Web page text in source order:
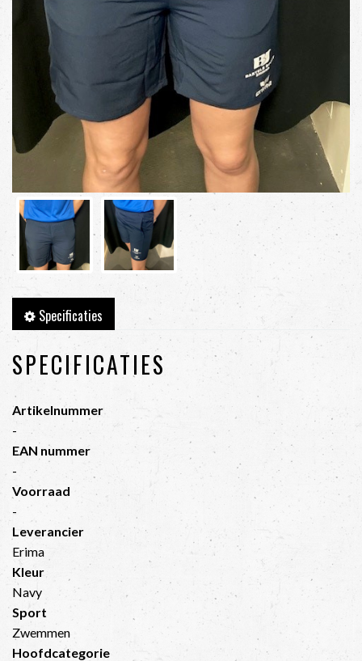
Specificaties
SPECIFICATIES
Artikelnummer
-
EAN nummer
-
Voorraad
-
Leverancier
Erima
Kleur
Navy
Sport
Zwemmen
Hoofdcategorie